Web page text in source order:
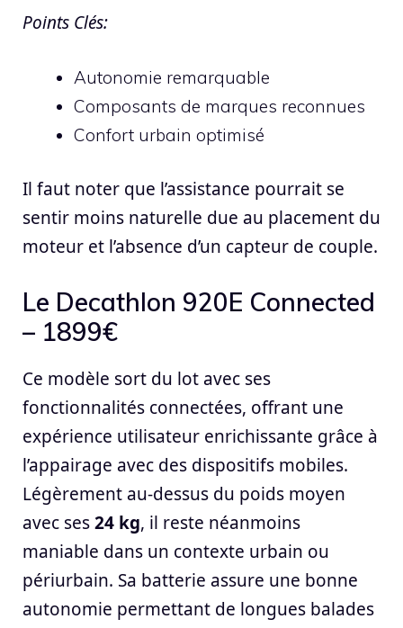
Points Clés:
Autonomie remarquable
Composants de marques reconnues
Confort urbain optimisé
Il faut noter que l’assistance pourrait se
sentir moins naturelle due au placement du
moteur et l’absence d’un capteur de couple.
Le Decathlon 920E Connected
– 1899€
Ce modèle sort du lot avec ses
fonctionnalités connectées, offrant une
expérience utilisateur enrichissante grâce à
l’appairage avec des dispositifs mobiles.
Légèrement au-dessus du poids moyen
avec ses24 kg, il reste néanmoins
maniable dans un contexte urbain ou
périurbain. Sa batterie assure une bonne
autonomie permettant de longues balades